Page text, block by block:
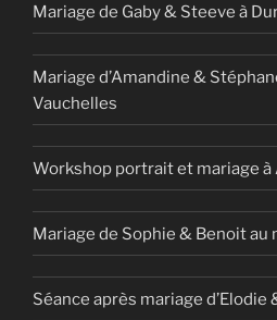
Mariage de Gaby & Steeve à
Mariage d’Amandine &
Vauchelles
Workshop portrait et mariage à
Mariage de Sophie & Benoit au
Séance après mariage d’Elodie